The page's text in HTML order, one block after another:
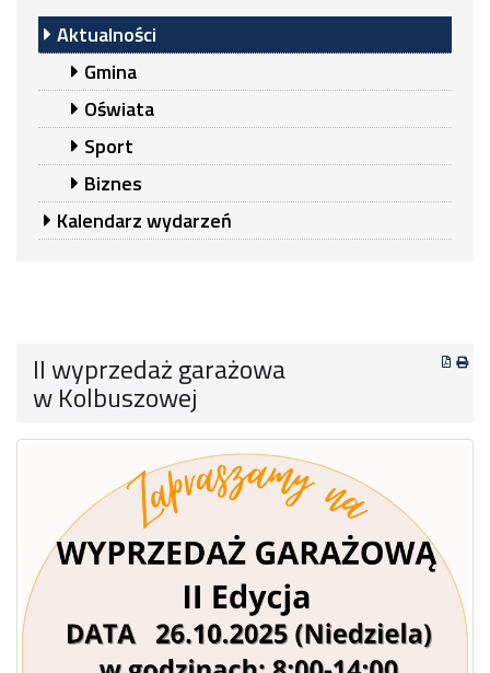
Aktualności
Gmina
Oświata
Sport
Biznes
Kalendarz wydarzeń
II wyprzedaż garażowa
w Kolbuszowej